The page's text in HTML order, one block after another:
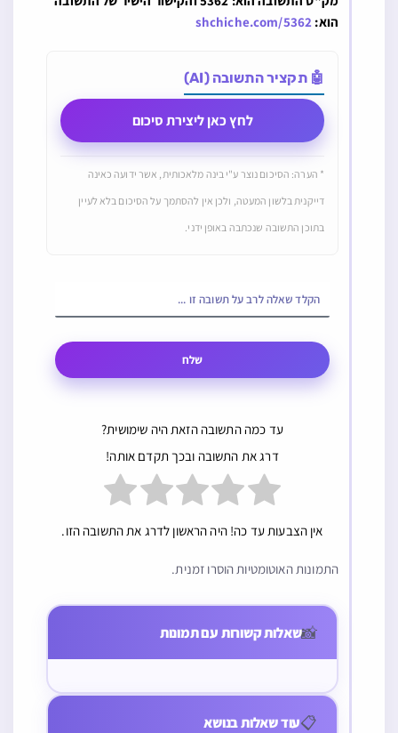
הוא: shchiche.com/5362
🤖 תקציר התשובה (AI)
לחץ כאן ליצירת סיכום
* הערה: הסיכום נוצר ע"י בינה מלאכותית, אשר ידועה כאינה
דייקנית בלשון המעטה, ולכן אין להסתמך על הסיכום בלא לעיין
בתוכן התשובה שנכתבה באופן ידני.
שלח
עד כמה התשובה הזאת היה שימושית?
דרג את התשובה ובכך תקדם אותה!
אין הצבעות עד כה! היה הראשון לדרג את התשובה הזו.
התמונות האוטומטיות הוסרו זמנית.
📸שאלות קשורות עם תמונות
מי שיצא באזעקה
למקלט האם חשיב
שינוי מקום בברכה
מי שיראה לחפוף
סמוך לטבילתה
שהיתה אמורה
📋עוד שאלות בנושא